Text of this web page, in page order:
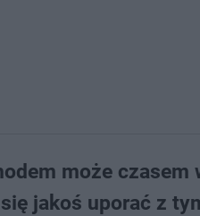
może
jakoś uporać z